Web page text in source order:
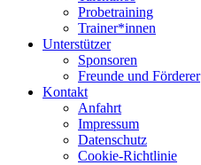
Probetraining
Trainer*innen
Unterstützer
Sponsoren
Freunde und Förderer
Kontakt
Anfahrt
Impressum
Datenschutz
Cookie-Richtlinie